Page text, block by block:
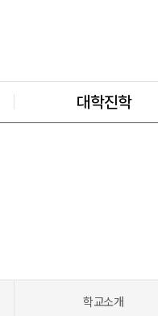
대학진학
학교소개